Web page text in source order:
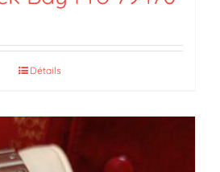
Détails